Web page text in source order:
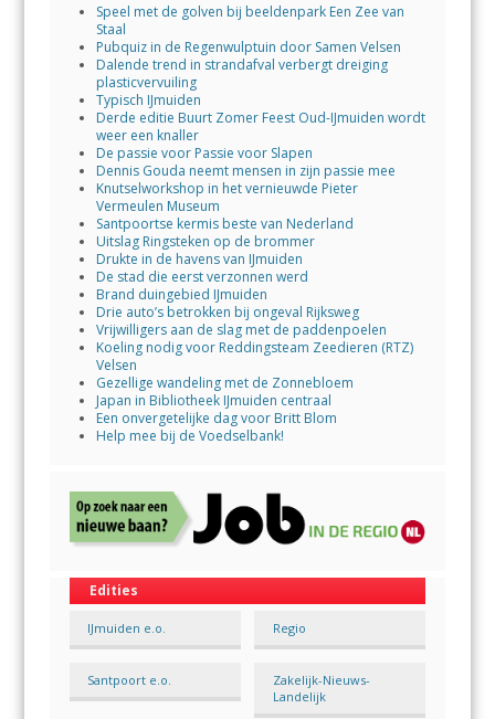
Speel met de golven bij beeldenpark Een Zee van
Staal
Pubquiz in de Regenwulptuin door Samen Velsen
Dalende trend in strandafval verbergt dreiging
plasticvervuiling
Typisch IJmuiden
Derde editie Buurt Zomer Feest Oud-IJmuiden wordt
weer een knaller
De passie voor Passie voor Slapen
Dennis Gouda neemt mensen in zijn passie mee
Knutselworkshop in het vernieuwde Pieter
Vermeulen Museum
Santpoortse kermis beste van Nederland
Uitslag Ringsteken op de brommer
Drukte in de havens van IJmuiden
De stad die eerst verzonnen werd
Brand duingebied IJmuiden
Drie auto’s betrokken bij ongeval Rijksweg
Vrijwilligers aan de slag met de paddenpoelen
Koeling nodig voor Reddingsteam Zeedieren (RTZ)
Velsen
Gezellige wandeling met de Zonnebloem
Japan in Bibliotheek IJmuiden centraal
Een onvergetelijke dag voor Britt Blom
Help mee bij de Voedselbank!
Edities
IJmuiden e.o. Regio
Santpoort e.o.
Zakelijk-Nieuws-
Landelijk